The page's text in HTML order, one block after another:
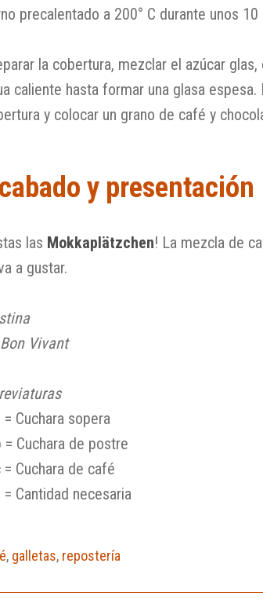
precalentado a 200° C durante unos 10
la cobertura, mezclar el azúcar
caliente hasta formar una glasa
y colocar un grano de café y
y presentación
las Mokkaplätzchen! La mezcla de
a gustar.
Vivant
Cuchara sopera
= Cuchara de postre
Cuchara de café
= Cantidad necesaria
, galletas, repostería